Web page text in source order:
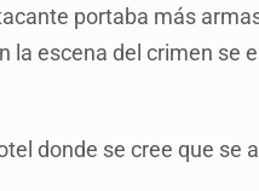
portaba más
la escena del crimen se
donde se cree que se